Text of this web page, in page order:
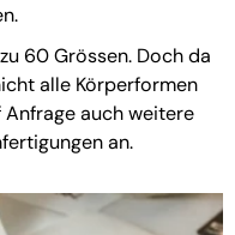
60 Grössen. Doch da
alle Körperformen
auch weitere
an.